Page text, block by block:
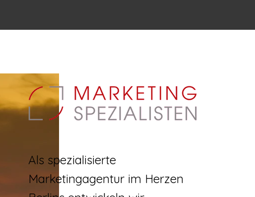
Als spezialisierte
Marketingagentur im Herzen